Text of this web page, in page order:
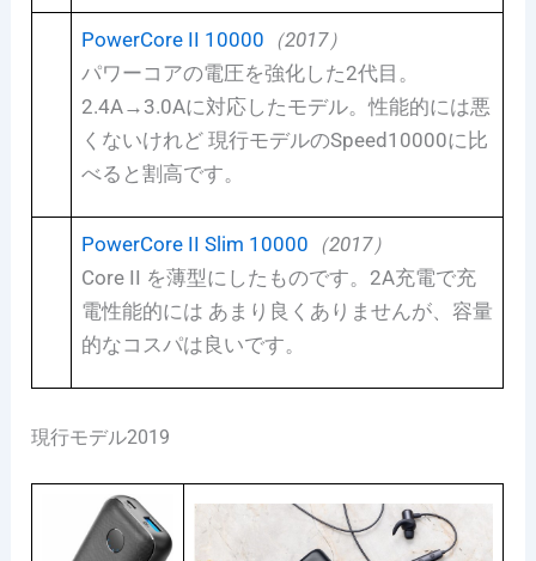
PowerCore II 10000 （2017）
パワーコアの電圧を強化した2代目。
2.4A→3.0Aに対応したモデル。性能的には悪
くないけれど 現行モデルのSpeed10000に比
べると割高です。
PowerCore II Slim 10000 （2017）
Core II を薄型にしたものです。2A充電で充
電性能的には あまり良くありませんが、容量
的なコスパは良いです。
現行モデル2019